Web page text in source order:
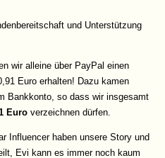
und Unterstützung
wir alleine über PayPal einen
Euro erhalten! Dazu kamen
Bankkonto, so dass wir insgesamt
Euro verzeichnen dürfen.
Influencer haben unsere Story und
Evi kann es immer noch kaum